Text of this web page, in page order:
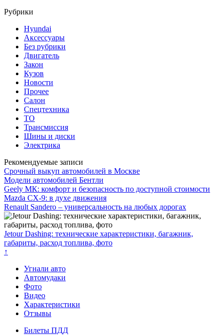
Рубрики
Hyundai
Аксессуары
Без рубрики
Двигатель
Закон
Кузов
Новости
Прочее
Салон
Спецтехника
ТО
Трансмиссия
Шины и диски
Электрика
Рекомендуемые записи
Срочный выкуп автомобилей в Москве
Модели автомобилей Бентли
Geely МК: комфорт и безопасность по доступной стоимости
Mazda CX-9: в духе движения
Renault Sandero – универсальность на любых дорогах
Jetour Dashing: технические характеристики, багажник,
габариты, расход топлива, фото
↑
Угнали авто
Автомудаки
Фото
Видео
Характеристики
Отзывы
Билеты ПДД